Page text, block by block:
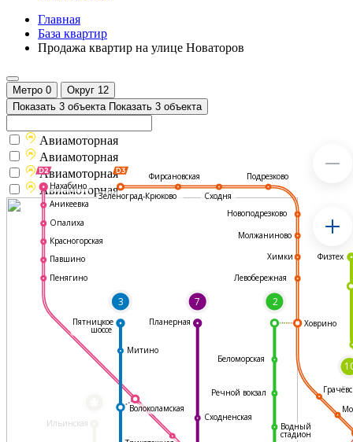
Главная
База квартир
Продажа квартир на улице Новаторов
Метро 0 Округ 12
Показать 3 объекта Показать 3 объекта
Ильинская
3 7 2
Фирсановская
Сходня
Подрезково
Новоподрезково
Молжаниново
Химки
Левобережная
Ховрино
Водный
стадион
Сходненская
Волоколамская
Митино
Нахабино
Аникеевка
Опалиха
Красногорская
Павшино
Пенягино
Пятницкое
шоссе
Планерная
Физтех
Речной вокзал
Беломорская
Зеленоград-Крюково
Авиамоторная
Авиамоторная
Авиамоторная
Авиамоторная